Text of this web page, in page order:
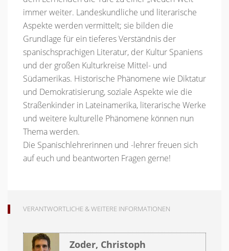
immer weiter. Landeskundliche und literarische
Aspekte werden vermittelt; sie bilden die
Grundlage für ein tieferes Verständnis der
spanischsprachigen Literatur, der Kultur Spaniens
und der großen Kulturkreise Mittel- und
Südamerikas. Historische Phänomene wie Diktatur
und Demokratisierung, soziale Aspekte wie die
Straßenkinder in Lateinamerika, literarische Werke
und weitere kulturelle Phänomene können nun
Thema werden.
Die Spanischlehrerinnen und -lehrer freuen sich
auf euch und beantworten Fragen gerne!
VERANTWORTLICHE & WEITERE INFORMATIONEN
Zoder, Christoph